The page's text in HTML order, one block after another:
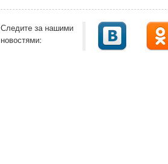
Следите за нашими
новостями: